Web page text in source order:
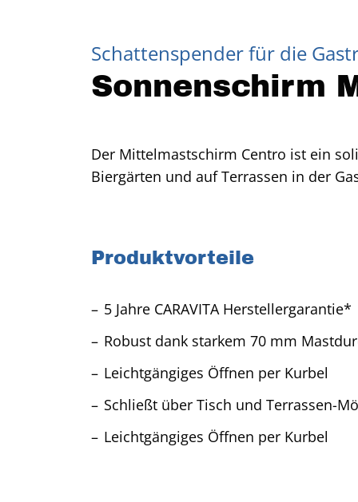
Schattenspender für die
Sonnenschirm
Der Mittelmastschirm Centro ist ein
Biergärten und auf Terrassen in der
Produktvorteile
5 Jahre CARAVITA Herstellergarantie*
Robust dank starkem 70 mm
Leichtgängiges Öffnen per Kurbel
Schließt über Tisch und Terrassen-
Leichtgängiges Öffnen per Kurbel